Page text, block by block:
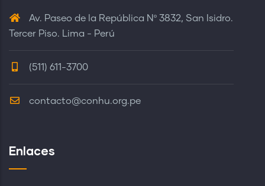
Av. Paseo de la República Nº 3832, San Isidro.
Tercer Piso. Lima - Perú
(511) 611-3700
contacto@conhu.org.pe
Enlaces